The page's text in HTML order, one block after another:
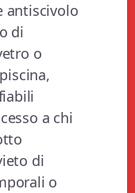
antiscivolo
di
o
a chi
di
o